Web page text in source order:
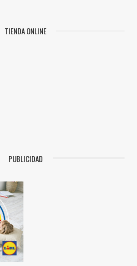
TIENDA ONLINE
PUBLICIDAD